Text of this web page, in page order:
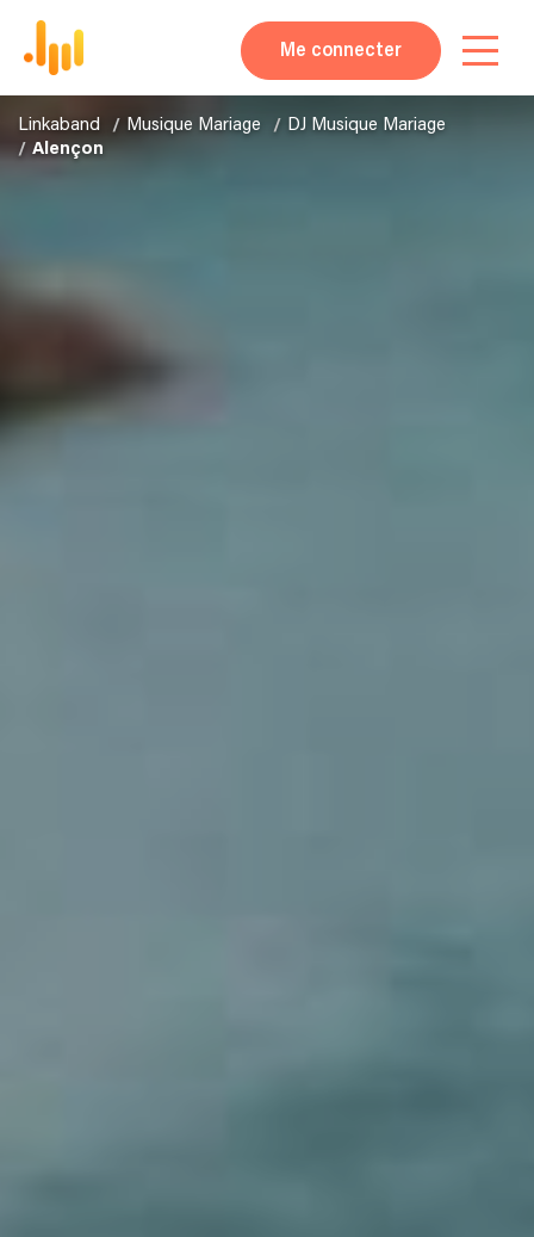
Me connecter
Linkaband Musique Mariage
DJ Musique Mariage
Alençon